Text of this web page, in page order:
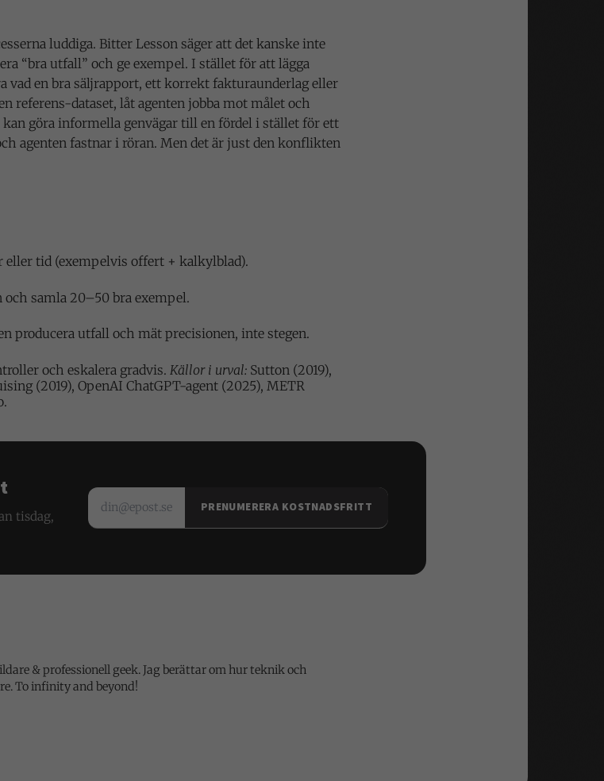
luddiga. Bitter Lesson säger att det kanske inte
“bra utfall” och ge exempel. I stället för att lägga
vad en bra säljrapport, ett korrekt fakturaunderlag eller
referens-dataset, låt agenten jobba mot målet och
göra informella genvägar till en fördel i stället för ett
agenten fastnar i röran. Men det är just den konflikten
eller tid (exempelvis offert + kalkylblad).
samla 20–50 bra exempel.
producera utfall och mät precisionen, inte stegen.
och eskalera gradvis. Källor i urval: Sutton (2019),
(2019), OpenAI ChatGPT-agent (2025), METR
tisdag,
din@epost.se PRENUMERERA KOSTNADSFRITT
& professionell geek. Jag berättar om hur teknik och
To infinity and beyond!